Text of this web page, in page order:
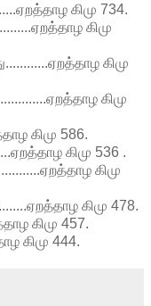
கிமு 734.
கிமு
கிமு
கிமு
கிமு 586.
கிமு 536 .
கிமு
கிமு 478.
கிமு 457.
கிமு 444.